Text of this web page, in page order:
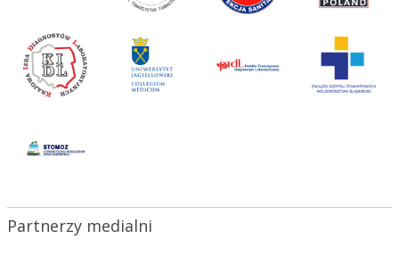
Partnerzy medialni